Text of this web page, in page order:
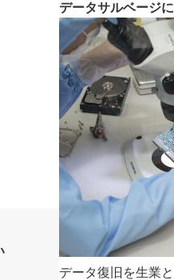
データサルベージ
データ復旧を生業